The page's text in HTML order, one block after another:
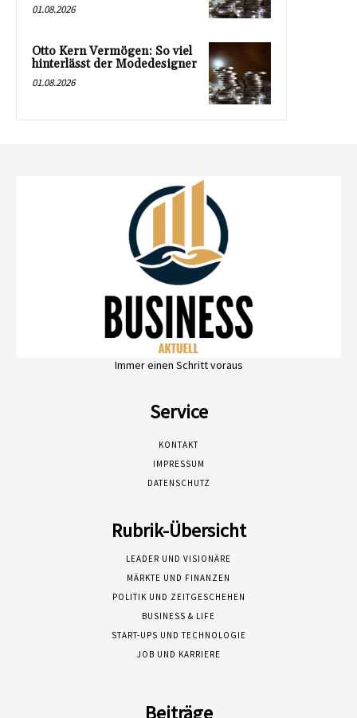
01.08.2026
Otto Kern Vermögen: So viel
hinterlässt der Modedesigner
01.08.2026
Immer einen Schritt voraus
Service
KONTAKT
IMPRESSUM
DATENSCHUTZ
Rubrik-Übersicht
LEADER UND VISIONÄRE
MÄRKTE UND FINANZEN
POLITIK UND ZEITGESCHEHEN
BUSINESS & LIFE
START-UPS UND TECHNOLOGIE
JOB UND KARRIERE
Beiträge